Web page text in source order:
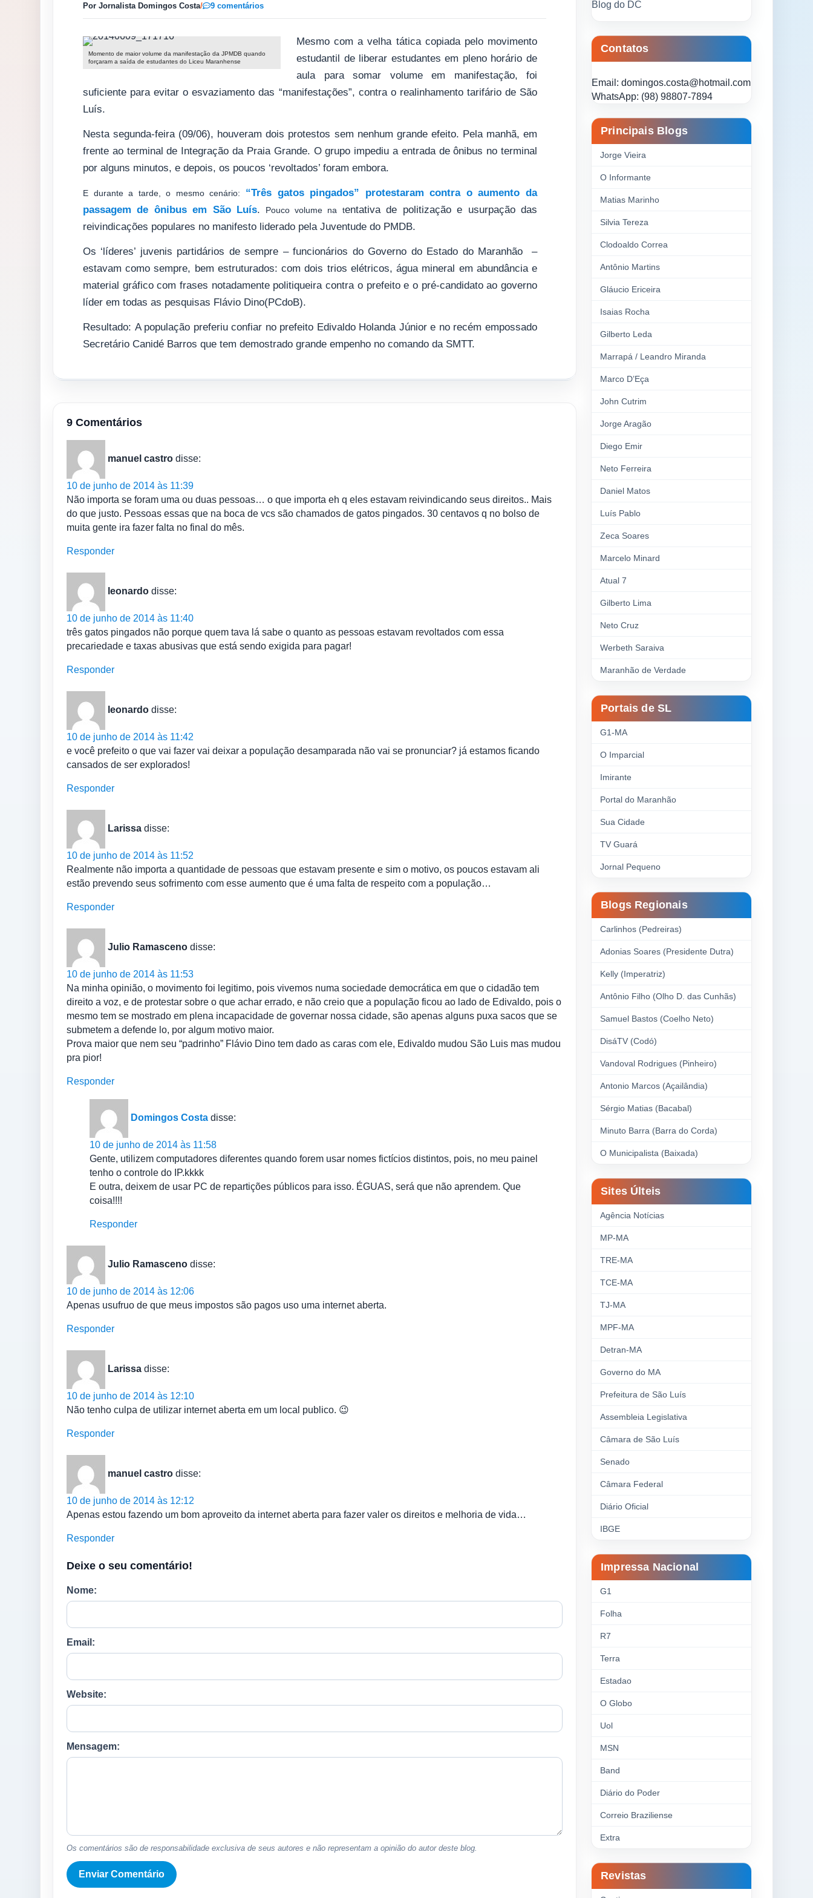
Por Jornalista Domingos Costa/ 9 comentários
Momento de maior volume da manifestação da JPMDB quando
forçaram a saída de estudantes do Liceu Maranhense
Mesmo com a velha tática copiada pelo movimento
estudantil de liberar estudantes em pleno horário de
aula para somar volume em manifestação, foi
suficiente para evitar o esvaziamento das “manifestações”, contra o realinhamento tarifário de São
Luís.
Nesta segunda-feira (09/06), houveram dois protestos sem nenhum grande efeito. Pela manhã, em
frente ao terminal de Integração da Praia Grande. O grupo impediu a entrada de ônibus no terminal
por alguns minutos, e depois, os poucos ‘revoltados’ foram embora.
E durante a tarde, o mesmo cenário: “Três gatos pingados” protestaram contra o aumento da
passagem de ônibus em São Luís. Pouco volume na tentativa de politização e usurpação das
reivindicações populares no manifesto liderado pela Juventude do PMDB.
Os ‘líderes’ juvenis partidários de sempre – funcionários do Governo do Estado do Maranhão –
estavam como sempre, bem estruturados: com dois trios elétricos, água mineral em abundância e
material gráfico com frases notadamente politiqueira contra o prefeito e o pré-candidato ao governo
líder em todas as pesquisas Flávio Dino(PCdoB).
Resultado: A população preferiu confiar no prefeito Edivaldo Holanda Júnior e no recém empossado
Secretário Canidé Barros que tem demostrado grande empenho no comando da SMTT.
9 Comentários
manuel castro disse:
10 de junho de 2014 às 11:39
Não importa se foram uma ou duas pessoas… o que importa eh q eles estavam reivindicando seus direitos.. Mais
do que justo. Pessoas essas que na boca de vcs são chamados de gatos pingados. 30 centavos q no bolso de
muita gente ira fazer falta no final do mês.
Responder
leonardo disse:
10 de junho de 2014 às 11:40
três gatos pingados não porque quem tava lá sabe o quanto as pessoas estavam revoltados com essa
precariedade e taxas abusivas que está sendo exigida para pagar!
Responder
leonardo disse:
10 de junho de 2014 às 11:42
e você prefeito o que vai fazer vai deixar a população desamparada não vai se pronunciar? já estamos ficando
cansados de ser explorados!
Responder
Larissa disse:
10 de junho de 2014 às 11:52
Realmente não importa a quantidade de pessoas que estavam presente e sim o motivo, os poucos estavam ali
estão prevendo seus sofrimento com esse aumento que é uma falta de respeito com a população…
Responder
Julio Ramasceno disse:
10 de junho de 2014 às 11:53
Na minha opinião, o movimento foi legitimo, pois vivemos numa sociedade democrática em que o cidadão tem
direito a voz, e de protestar sobre o que achar errado, e não creio que a população ficou ao lado de Edivaldo, pois o
mesmo tem se mostrado em plena incapacidade de governar nossa cidade, são apenas alguns puxa sacos que se
submetem a defende lo, por algum motivo maior.
Prova maior que nem seu “padrinho” Flávio Dino tem dado as caras com ele, Edivaldo mudou São Luis mas mudou
pra pior!
Responder
Domingos Costa disse:
10 de junho de 2014 às 11:58
Gente, utilizem computadores diferentes quando forem usar nomes fictícios distintos, pois, no meu painel
tenho o controle do IP.kkkk
E outra, deixem de usar PC de repartições públicos para isso. ÉGUAS, será que não aprendem. Que
coisa!!!!
Responder
Julio Ramasceno disse:
10 de junho de 2014 às 12:06
Apenas usufruo de que meus impostos são pagos uso uma internet aberta.
Responder
Larissa disse:
10 de junho de 2014 às 12:10
Não tenho culpa de utilizar internet aberta em um local publico. 😉
Responder
manuel castro disse:
10 de junho de 2014 às 12:12
Apenas estou fazendo um bom aproveito da internet aberta para fazer valer os direitos e melhoria de vida…
Responder
Deixe o seu comentário!
Nome:
Email:
Website:
Mensagem:
Os comentários são de responsabilidade exclusiva de seus autores e não representam a opinião do autor deste blog.
Blog do DC
Contatos
Email: domingos.costa@hotmail.com
WhatsApp: (98) 98807-7894
Principais Blogs
Jorge Vieira
O Informante
Matias Marinho
Silvia Tereza
Clodoaldo Correa
Antônio Martins
Gláucio Ericeira
Isaias Rocha
Gilberto Leda
Marrapá / Leandro Miranda
Marco D’Eça
John Cutrim
Jorge Aragão
Diego Emir
Neto Ferreira
Daniel Matos
Luís Pablo
Zeca Soares
Marcelo Minard
Atual 7
Gilberto Lima
Neto Cruz
Werbeth Saraiva
Maranhão de Verdade
Portais de SL
G1-MA
O Imparcial
Imirante
Portal do Maranhão
Sua Cidade
TV Guará
Jornal Pequeno
Blogs Regionais
Carlinhos (Pedreiras)
Adonias Soares (Presidente Dutra)
Kelly (Imperatriz)
Antônio Filho (Olho D. das Cunhãs)
Samuel Bastos (Coelho Neto)
DisáTV (Codó)
Vandoval Rodrigues (Pinheiro)
Antonio Marcos (Açailândia)
Sérgio Matias (Bacabal)
Minuto Barra (Barra do Corda)
O Municipalista (Baixada)
Sites Últeis
Agência Notícias
MP-MA
TRE-MA
TCE-MA
TJ-MA
MPF-MA
Detran-MA
Governo do MA
Prefeitura de São Luís
Assembleia Legislativa
Câmara de São Luís
Senado
Câmara Federal
Diário Oficial
IBGE
Impressa Nacional
G1
Folha
R7
Terra
Estadao
O Globo
Uol
MSN
Band
Diário do Poder
Correio Braziliense
Extra
Revistas